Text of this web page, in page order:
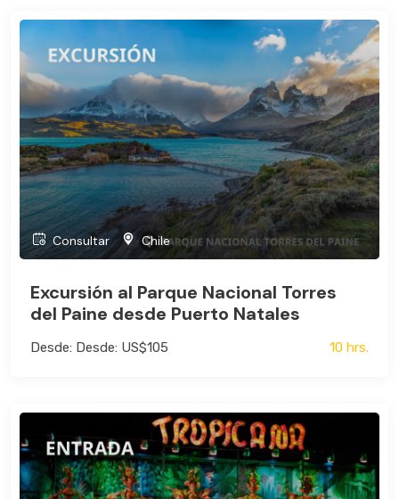
Consultar Chile
Excursión al Parque Nacional Torres
del Paine desde Puerto Natales
Desde: Desde: US$105 10 hrs.